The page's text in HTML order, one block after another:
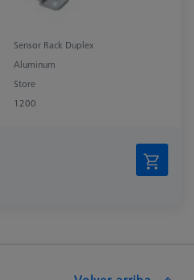
Sensor Rack Duplex
Aluminum
Store
1200